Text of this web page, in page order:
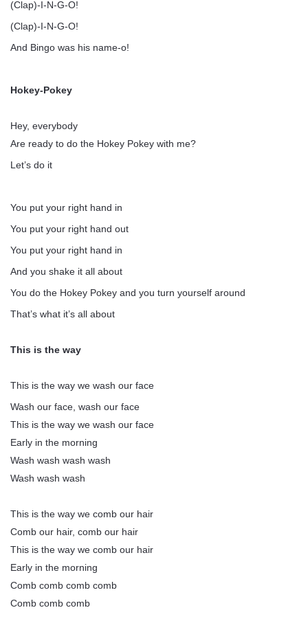
(Clap)-I-N-G-O!
(Clap)-I-N-G-O!
And Bingo was his name-o!
Hokey-Pokey
Hey, everybody
Are ready to do the Hokey Pokey with me?
Let’s do it
You put your right hand in
You put your right hand out
You put your right hand in
And you shake it all about
You do the Hokey Pokey and you turn yourself around
That’s what it’s all about
This is the way
This is the way we wash our face
Wash our face, wash our face
This is the way we wash our face
Early in the morning
Wash wash wash wash
Wash wash wash
This is the way we comb our hair
Comb our hair, comb our hair
This is the way we comb our hair
Early in the morning
Comb comb comb comb
Comb comb comb